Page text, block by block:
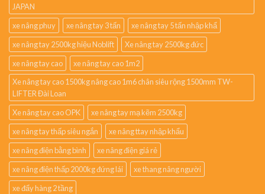
JAPAN
xe nâng phuy
xe nâng tay 3 tấn
xe nâng tay 5 tấn nhập khẩ
xe nâng tay 2500kg hiệu Noblift
Xe nâng tay 2500kg đức
xe nâng tay cao
xe nâng tay cao 1m2
Xe nâng tay cao 1500kg nâng cao 1m6 chân siêu rộng 1500mm TW-
LIFTER Đài Loan
Xe nâng tay cao OPK
xe nâng tay mạ kẽm 2500kg
xe nâng tay thấp siêu ngắn
xe nâng ttay nhập khẩu
xe nâng điện bằng bình
xe nâng điện giá rẻ
xe nâng điện thấp 2000kg đứng lái
xe thang nâng người
xe đẩy hàng 2 tầng